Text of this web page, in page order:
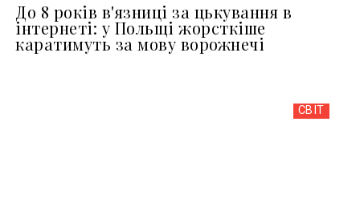
До 8 років в'язниці за цькування в
інтернеті: у Польщі жорсткіше
каратимуть за мову ворожнечі
СВІТ